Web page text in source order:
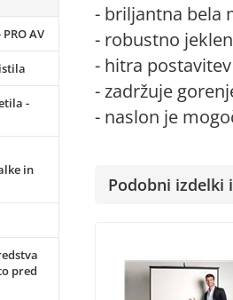
AV
-
in
pred
- briljantna bela
- robustno
- hitra postavitev
- zadržuje
- naslon je
Podobni izdelki